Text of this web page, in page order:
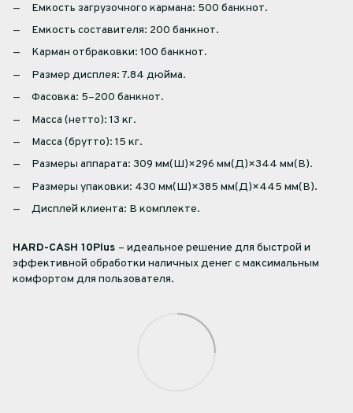
Емкость загрузочного кармана: 500 банкнот.
Емкость составителя: 200 банкнот.
Карман отбраковки: 100 банкнот.
Размер дисплея: 7.84 дюйма.
Фасовка: 5–200 банкнот.
Масса (нетто): 13 кг.
Масса (брутто): 15 кг.
Размеры аппарата: 309 мм(Ш)×296 мм(Д)×344 мм(В).
Размеры упаковки: 430 мм(Ш)×385 мм(Д)×445 мм(В).
Дисплей клиента: В комплекте.
HARD-CASH 10Plus – идеальное решение для быстрой и
эффективной обработки наличных денег с максимальным
комфортом для пользователя.